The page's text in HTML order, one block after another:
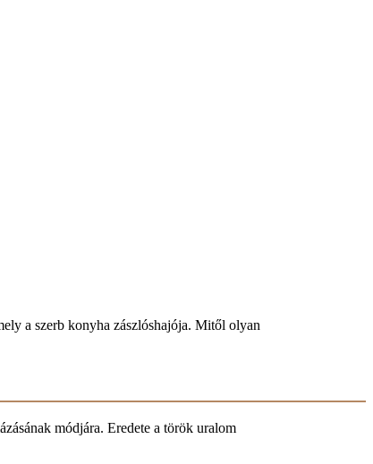
a szerb konyha zászlóshajója. Mitől olyan
módjára. Eredete a török uralom